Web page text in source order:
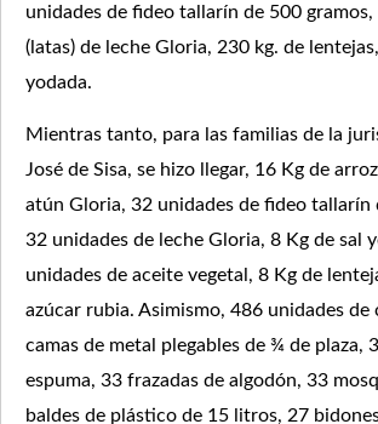
unidades de fideo tallarín de 500
(latas) de leche Gloria, 230 kg. de
yodada.
Mientras tanto, para las familias de la
José de Sisa, se hizo llegar, 16 Kg de
atún Gloria, 32 unidades de fideo tallarín
32 unidades de leche Gloria, 8 Kg de sal
unidades de aceite vegetal, 8 Kg de
azúcar rubia. Asimismo, 486 unidades de
camas de metal plegables de ¾ de plaza,
espuma, 33 frazadas de algodón, 33
baldes de plástico de 15 litros, 27